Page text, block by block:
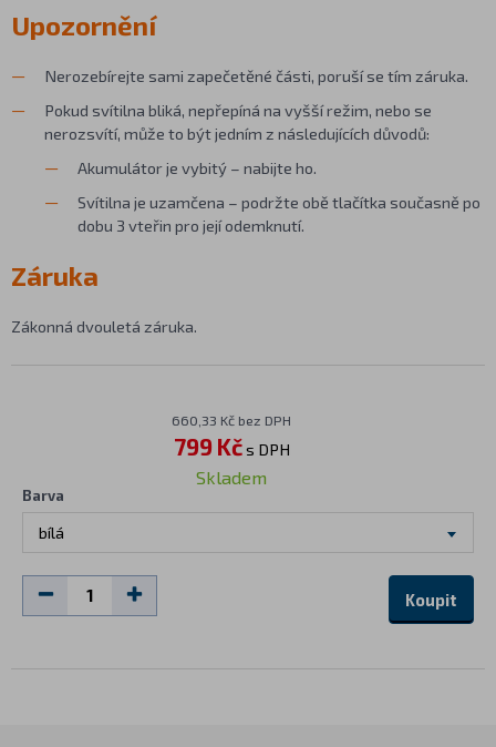
Upozornění
Nerozebírejte sami zapečetěné části, poruší se tím záruka.
Pokud svítilna bliká, nepřepíná na vyšší režim, nebo se
nerozsvítí, může to být jedním z následujících důvodů:
Akumulátor je vybitý – nabijte ho.
Svítilna je uzamčena – podržte obě tlačítka současně po
dobu 3 vteřin pro její odemknutí.
Záruka
Zákonná dvouletá záruka.
660,33 Kč bez DPH
799 Kčs DPH
Skladem
Barva
bílá
Koupit